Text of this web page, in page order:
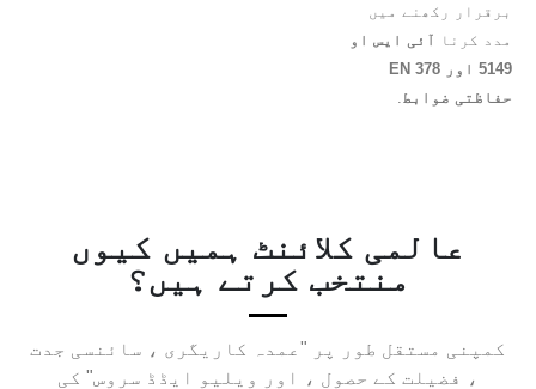
برقرار رکھنے میں
مدد کرنا آئی ایس او
5149 اور EN 378
حفاظتی ضوابط.
عالمی کلائنٹ ہمیں کیوں
منتخب کرتے ہیں؟
کمپنی مستقل طور پر "عمدہ کاریگری ، سائنسی جدت
، فضیلت کے حصول ، اور ویلیو ایڈڈ سروس" کی